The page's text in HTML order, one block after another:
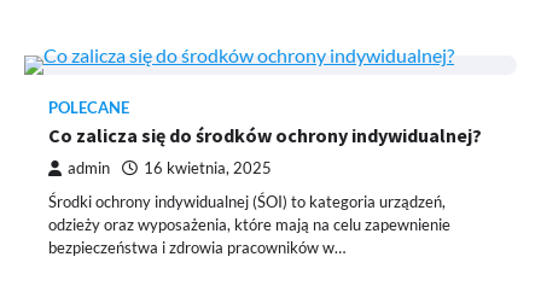
POLECANE
Co zalicza się do środków ochrony indywidualnej?
admin 16 kwietnia, 2025
Środki ochrony indywidualnej (ŚOI) to kategoria urządzeń,
odzieży oraz wyposażenia, które mają na celu zapewnienie
bezpieczeństwa i zdrowia pracowników w…